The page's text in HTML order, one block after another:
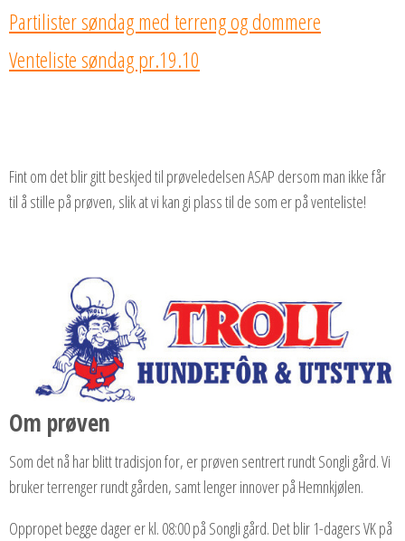
Partilister søndag med terreng og dommere
Venteliste søndag pr.19.10
Fint om det blir gitt beskjed til prøveledelsen ASAP dersom man ikke får
til å stille på prøven, slik at vi kan gi plass til de som er på venteliste!
Om prøven
Som det nå har blitt tradisjon for, er prøven sentrert rundt Songli gård. Vi
bruker terrenger rundt gården, samt lenger innover på Hemnkjølen.
Oppropet begge dager er kl. 08:00 på Songli gård. Det blir 1-dagers VK på